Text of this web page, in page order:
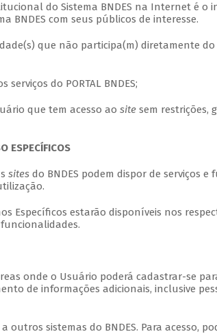
do Sistema BNDES na Internet é
BNDES com seus públicos de interesse.
que não participa(m) diretamente
do PORTAL BNDES;
que tem acesso ao site sem restrições,
ESPECÍFICOS
sitesdo BNDES podem dispor de serviços
Específicos estarão disponíveis nos
onde o Usuário poderá cadastrar-se
de informações adicionais, inclusive
outros sistemas do BNDES. Para acesso,